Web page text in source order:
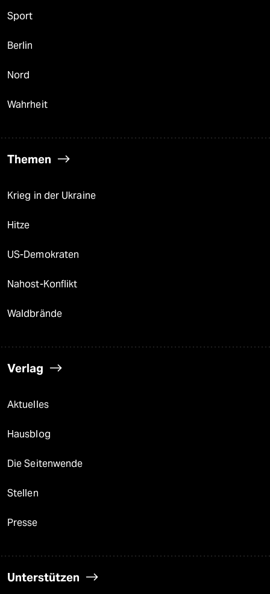
Sport
Berlin
Nord
Wahrheit
Themen
Krieg in der Ukraine
Hitze
US-Demokraten
Nahost-Konflikt
Waldbrände
Verlag
Aktuelles
Hausblog
Die Seitenwende
Stellen
Presse
Unterstützen